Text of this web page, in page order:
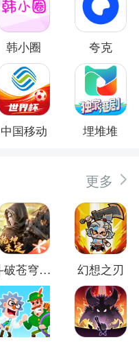
韩小圈 夸克
中国移动 埋堆堆
更多
斗破苍穹：异火重燃 幻想之刃